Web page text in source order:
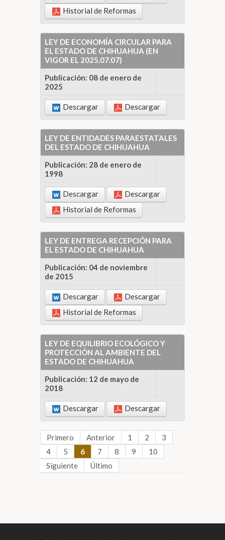
Historial de Reformas
LEY DE ECONOMÍA CIRCULAR PARA
EL ESTADO DE CHIHUAHUA (EN
VIGOR EL 2025.07.07)
Publicación: 08 de enero de
2025
Descargar Descargar
LEY DE ENTIDADES PARAESTATALES
DEL ESTADO DE CHIHUAHUA
Publicación: 28 de enero de
1998
Descargar
Descargar
Historial de Reformas
LEY DE ENTREGA RECEPCIÓN PARA
EL ESTADO DE CHIHUAHUA
Publicación: 04 de noviembre
de 2015
Descargar
Descargar
Historial de Reformas
LEY DE EQUILIBRIO ECOLÓGICO Y
PROTECCIÓN AL AMBIENTE DEL
ESTADO DE CHIHUAHUA
Publicación: 12 de mayo de
2018
Descargar Descargar
Primero Anterior 1 2
3
4
5 6 7 8 9
10
Siguiente
Último